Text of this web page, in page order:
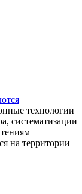
технологии
систематизации
на территории